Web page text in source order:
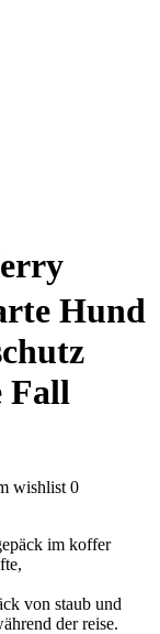
Hund
Fall
wishlist 0
im koffer
von staub und
der reise.